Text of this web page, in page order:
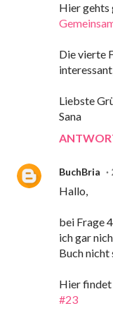
Hier gehts
Die vierte
Liebste
Sana
BuchBria
Hallo,
bei Frage
ich gar
Buch nicht
Hier findet
#23